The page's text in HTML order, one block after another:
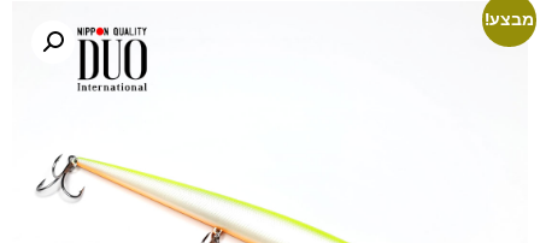
מבצע!